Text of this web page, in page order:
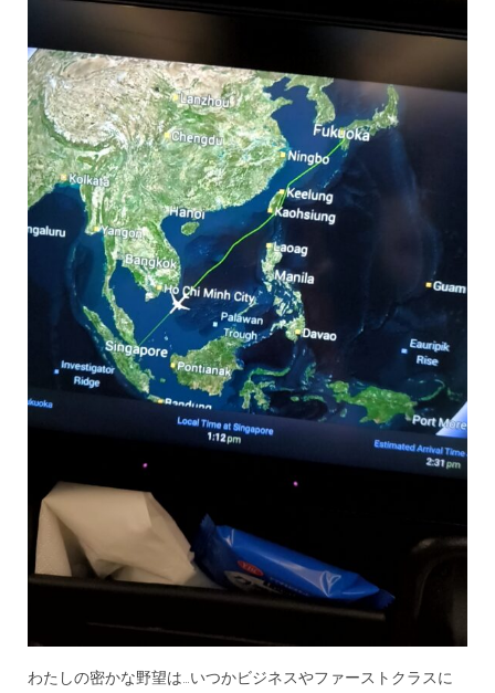
わたしの密かな野望は…いつかビジネスやファーストクラスに